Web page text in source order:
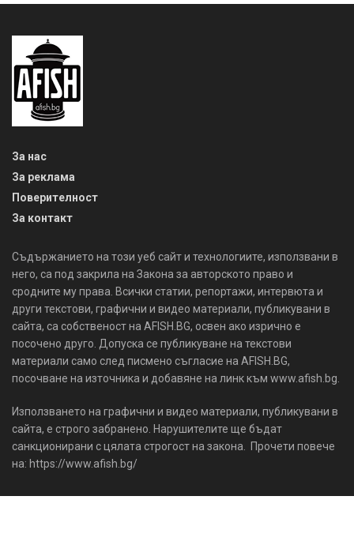
За нас
За реклама
Поверителност
За контакт
Съдържанието на този уеб сайт и технологиите, използвани в
него, са под закрила на Закона за авторското право и
сродните му права. Всички статии, репортажи, интервюта и
други текстови, графични и видео материали, публикувани в
сайта, са собственост на AFISH.BG, освен ако изрично е
посочено друго. Допуска се публикуване на текстови
материали само след писмено съгласие на AFISH.BG,
посочване на източника и добавяне на линк към www.afish.bg.
Използването на графични и видео материали, публикувани в
сайта, е строго забранено. Нарушителите ще бъдат
санкционирани с цялата строгост на закона. Прочети повече
на: https://www.afish.bg/